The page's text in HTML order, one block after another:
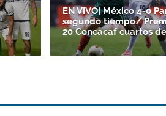
EN VIVO| México 4-0
segundo tiempo/
20 Concacaf cuartos